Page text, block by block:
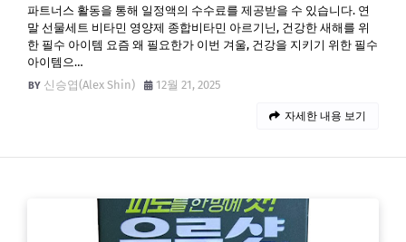
파트너스 활동을 통해 일정액의 수수료를 제공받을 수 있습니다. 연
말 선물세트 비타민 영양제 종합비타민 아르기닌, 건강한 새해를 위
한 필수 아이템 요즘 왜 필요한가 이번 겨울, 건강을 지키기 위한 필수
아이템으…
신승엽(Alex Shin)
12월 21, 2025
자세한 내용 보기